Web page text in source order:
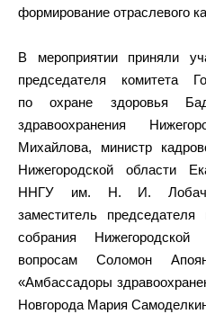
формирование отраслевого
В мероприятии приняли
председателя комитета
по охране здоровья
здравоохранения
Михайлова, министр
Нижегородской области
ННГУ им. Н. И.
заместитель председателя
собрания
вопросам Соломон
«Амбассадоры
Новгорода Мария